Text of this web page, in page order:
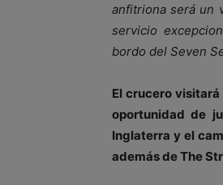
anfitriona será un
servicio
bordo del Seven
El crucero
oportunidad de
Inglaterra y el
además de The